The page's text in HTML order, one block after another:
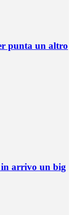
punta un altro
in arrivo un big